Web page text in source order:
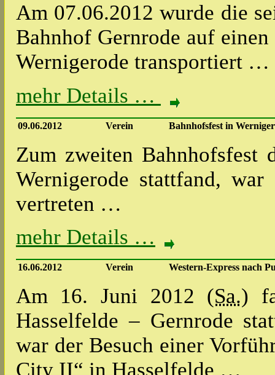
Am 07.06.2012 wurde die
Bahnhof Gernrode auf
Wernigerode transportiert …
mehr Details …
09.06.2012 Verein Bahnhofsfest in
Zum zweiten Bahnhofsfest
Wernigerode stattfand,
vertreten …
mehr Details …
16.06.2012 Verein Western-Express nach
Am 16. Juni 2012 (Sa.)
Hasselfelde – Gernrode
war der Besuch einer
City II“ in Hasselfelde …